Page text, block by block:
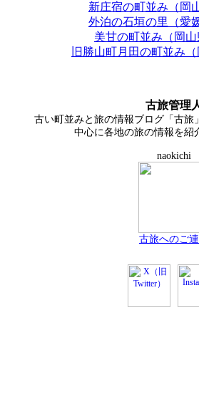
新庄宿の町並み（岡
外泊の石垣の里（愛
美甘の町並み（岡山
旧勝山町月田の町並み（
古旅管理
古い町並みと旅の情報ブログ「古旅
中心に各地の旅の情報を紹
naokichi
古旅へのご